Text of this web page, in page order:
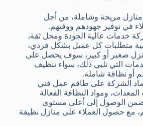
مريحة وشاملة، من أجل
في توفير جهودهم ووقتهم.
خدمات عالية الجودة ومحل ثقة،
متطلبات كل عميل بشكل فردي،
صغير أو كبير، سوف يحصل على
التي تلبي ذلك، سواء تنظيف
أو نظافة شاملة.
الشركة على طاقم عمل فني
ومواد النظافة الفعالة
الوصول إلى أعلى مستوى
مع حصول العملاء على منازل نظيفة